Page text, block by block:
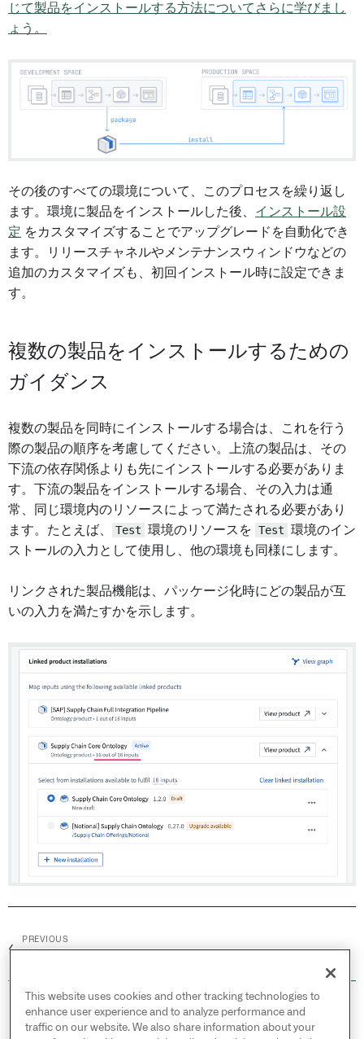
じて製品をインストールする方法についてさらに学びまし
ょう。
その後のすべての環境について、このプロセスを繰り返し
ます。環境に製品をインストールした後、 インストール設
定 をカスタマイズすることでアップグレードを自動化でき
ます。リリースチャネルやメンテナンスウィンドウなどの
追加のカスタマイズも、初回インストール時に設定できま
す。
複数の製品をインストールするための
ガイダンス
複数の製品を同時にインストールする場合は、これを行う
際の製品の順序を考慮してください。上流の製品は、その
下流の依存関係よりも先にインストールする必要がありま
す。下流の製品をインストールする場合、その入力は通
常、同じ環境内のリソースによって満たされる必要があり
ます。たとえば、
Test 環境のリソースを Test 環境のイン
ストールの入力として使用し、他の環境も同様にします。
リンクされた製品機能は、パッケージ化時にどの製品が互
いの入力を満たすかを示します。
←
PREVIOUS
© 2026 Palantir Technologies Inc. All rights
reserved.
This website uses cookies and other tracking technologies to
enhance user experience and to analyze performance and
traffic on our website. We also share information about your